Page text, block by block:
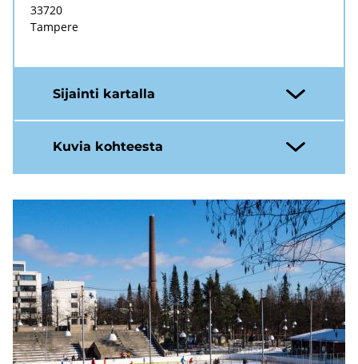
33720
Tam­pe­re
Si­jain­ti kar­tal­la
Kuvia koh­tees­ta